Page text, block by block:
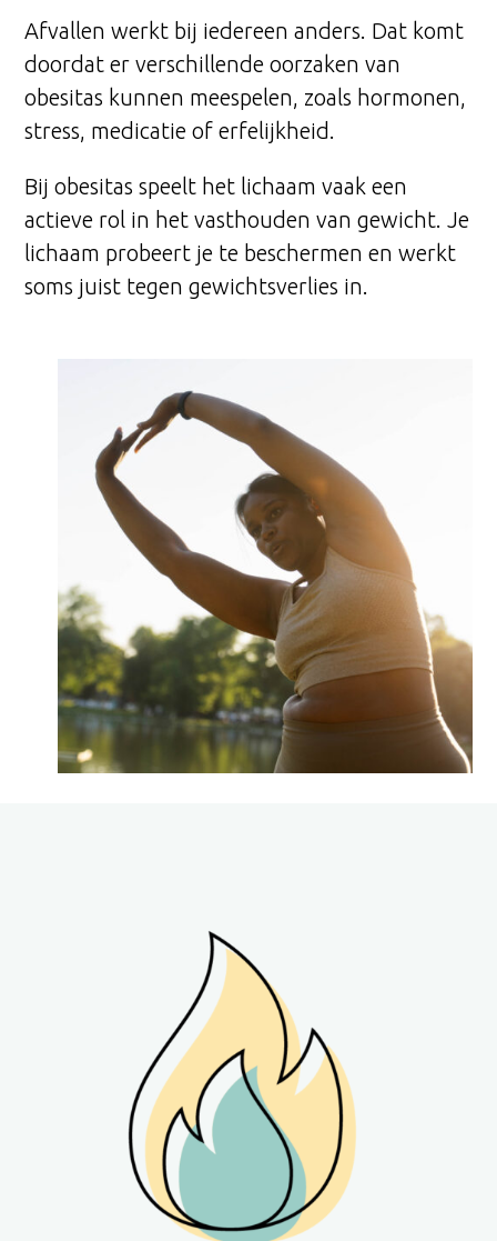
Afvallen werkt bij iedereen anders. Dat komt
doordat er verschillende oorzaken van
obesitas kunnen meespelen, zoals hormonen,
stress, medicatie of erfelijkheid.
Bij obesitas speelt het lichaam vaak een
actieve rol in het vasthouden van gewicht. Je
lichaam probeert je te beschermen en werkt
soms juist tegen gewichtsverlies in.